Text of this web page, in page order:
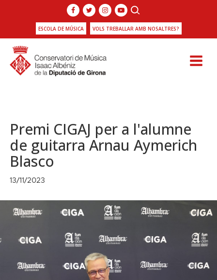
ESCOLA DE MÚSICA VOLS TREBALLAR AMB NOSALTRES?
Premi CIGAJ per a l'alumne
de guitarra Arnau Aymerich
Blasco
13/11/2023